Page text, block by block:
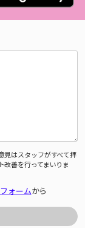
見はスタッフがすべて拝
改善を行ってまいりま
ォームから